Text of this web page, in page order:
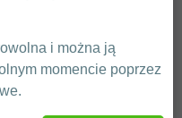
i można ją
momencie poprzez